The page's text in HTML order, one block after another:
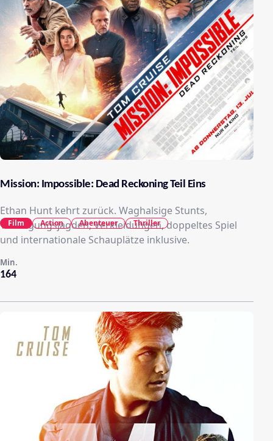
Mission: Impossible: Dead Reckoning Teil Eins
Ethan Hunt kehrt zurück. Waghalsige Stunts,
Verfolgungsjagden, Verkleidungen, doppeltes Spiel
und internationale Schauplätze inklusive.
164
Min.
Film Action Abenteuer Thriller